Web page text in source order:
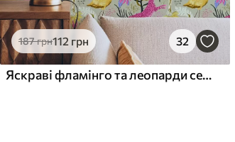
187грн112 грн 32
Яскраві фламінго та леопарди серед тропічних рослин